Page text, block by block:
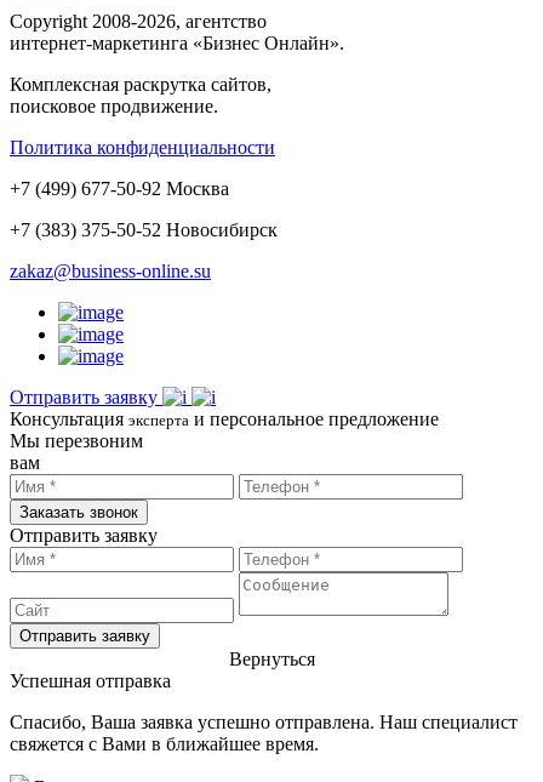
Copyright 2008-2026, агентство
интернет-маркетинга «Бизнес Онлайн».
Комплексная раскрутка сайтов,
поисковое продвижение.
Политика конфиденциальности
+7 (499) 677-50-92 Москва
+7 (383) 375-50-52 Новосибирск
zakaz@business-online.su
Отправить заявку
Консультация эксперта и персональное предложение
Мы перезвоним
вам
Заказать звонок
Отправить заявку
Отправить заявку
Вернуться
Успешная отправка
Спасибо, Ваша заявка успешно отправлена. Наш специалист
свяжется с Вами в ближайшее время.